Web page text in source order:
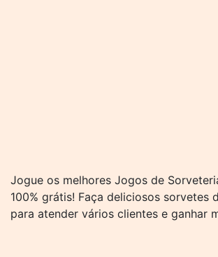
Jogue os melhores Jogos de
100% grátis! Faça deliciosos sorvetes
para atender vários clientes e ganhar